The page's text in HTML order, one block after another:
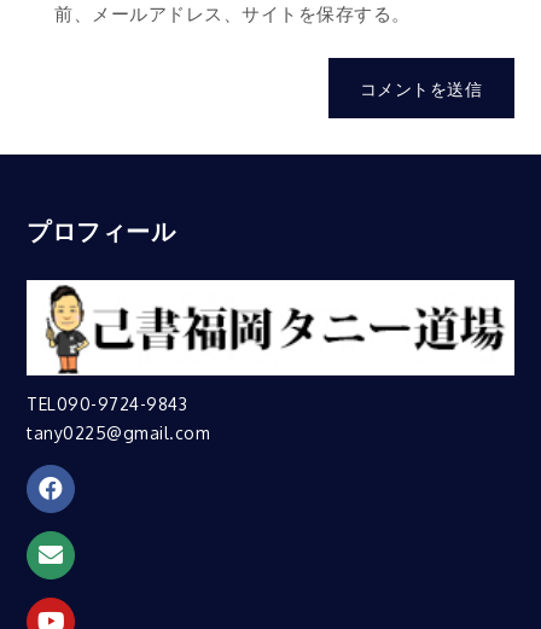
前、メールアドレス、サイトを保存する。
プロフィール
TEL090-9724-9843
tany0225@gmail.com